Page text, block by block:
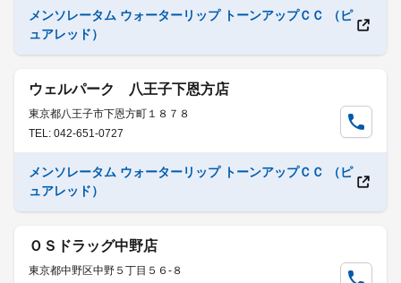
メンソレータム ウォーターリップ トーンアップＣＣ （ピ
ュアレッド）
ウェルパーク 八王子下恩方店
東京都八王子市下恩方町１８７８
TEL: 042-651-0727
メンソレータム ウォーターリップ トーンアップＣＣ （ピ
ュアレッド）
ＯＳドラッグ中野店
東京都中野区中野５丁目５６-８